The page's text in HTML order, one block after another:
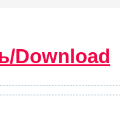
Download